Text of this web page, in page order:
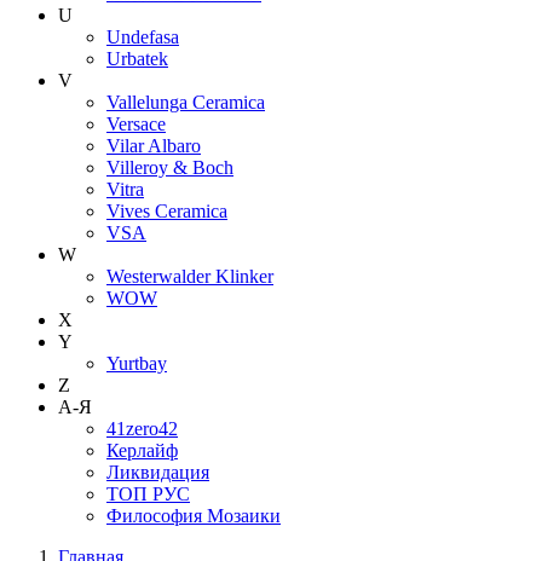
U
Undefasa
Urbatek
V
Vallelunga Ceramica
Versace
Vilar Albaro
Villeroy & Boch
Vitra
Vives Ceramica
VSA
W
Westerwalder Klinker
WOW
X
Y
Yurtbay
Z
А-Я
41zero42
Керлайф
Ликвидация
ТОП РУС
Философия Мозаики
Главная